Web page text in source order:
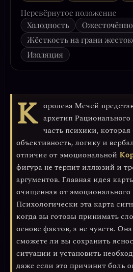
Перевёрнутое положение
Холодность
Жёсткость на грани
Изоляция
К оролева Мечей
архетип
часть психики, которая
объективность, логику и
отличие от эмоциональной
фигура не терпит иллюзий и
аргументов. Главная идея
очищенная от
Психологически эта карта
когда вы готовы принимать
основе фактов, а не чувств.
сможете ли вы сохранить
ситуации и установить
даже если это причинит боль